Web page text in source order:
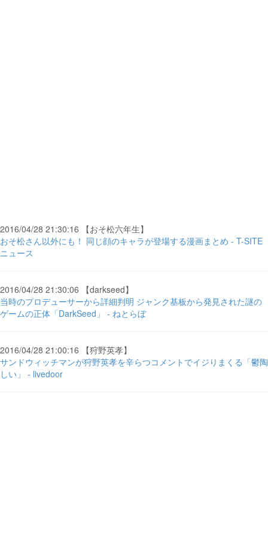
2016/04/28 21:30:16 【おそ松六年生】
おそ松さん以外にも！ 同じ顔のキャラが登場する漫画まとめ - T-SITE
ニュース
2016/04/28 21:30:06 【darkseed】
当時のプロデューサーから詳細判明 ジャンク基板から発見された謎の
ゲームの正体「DarkSeed」 - ねとらぼ
2016/04/28 21:00:16 【狩野英孝】
サンドウィッチマンが狩野英孝を辛らつコメントでイジりまくる「鬱陶
しい」 - livedoor